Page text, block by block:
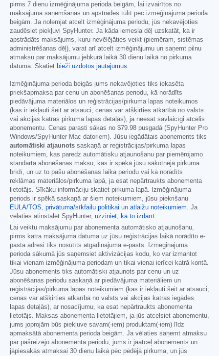
pirms 7 dienu izmēģinājuma perioda beigām, lai izvairītos no
maksājuma saņemšanas un apstrādes tūlīt pēc izmēģinājuma perioda
beigām. Ja nolemjat atcelt izmēģinājuma periodu, jūs nekavējoties
zaudēsiet piekļuvi SpyHunter. Ja kāda iemesla dēļ uzskatāt, ka ir
apstrādāts maksājums, kuru nevēlējāties veikt (piemēram, sistēmas
administrēšanas dēļ), varat arī atcelt izmēģinājumu un saņemt pilnu
atmaksu par maksājumu jebkurā laikā 30 dienu laikā no pirkuma
datuma. Skatiet bieži uzdotos jautājumus.
Izmēģinājuma perioda beigās jums nekavējoties tiks iekasēta
priekšapmaksa par cenu un abonēšanas periodu, kā norādīts
piedāvājuma materiālos un reģistrācijas/pirkuma lapas noteikumos
(kas ir iekļauti šeit ar atsauci; cenas var atšķirties atkarībā no valsts
vai akcijas katras pirkuma lapas detaļās), ja neesat savlaicīgi atcēlis
abonementu. Cenas parasti sākas no $79.98 pusgadā (SpyHunter Pro
Windows/SpyHunter Mac datoriem). Jūsu iegādātais abonements tiks
automātiski atjaunots saskaņā ar reģistrācijas/pirkuma lapas
noteikumiem, kas paredz automātisku atjaunošanu par piemērojamo
standarta abonēšanas maksu, kas ir spēkā jūsu sākotnējā pirkuma
brīdī, un uz to pašu abonēšanas laika periodu vai kā norādīts
reklāmas materiālos/pirkuma lapā, ja esat nepārtraukts abonementa
lietotājs. Sīkāku informāciju skatiet pirkuma lapā. Izmēģinājuma
periods ir spēkā saskaņā ar šiem noteikumiem, jūsu piekrišanu
EULA/TOS, privātuma/sīkfailu politikai un atlaižu noteikumiem. Ja
vēlaties atinstalēt SpyHunter, uzziniet, kā to izdarīt.
Lai veiktu maksājumu par abonementa automātisko atjaunošanu,
pirms katra maksājuma datuma uz jūsu reģistrācijas laikā norādīto e-
pasta adresi tiks nosūtīts atgādinājuma e-pasts. Izmēģinājuma
perioda sākumā jūs saņemsiet aktivizācijas kodu, ko var izmantot
tikai vienam izmēģinājuma periodam un tikai vienai ierīcei katrā kontā.
Jūsu abonements tiks automātiski atjaunots par cenu un uz
abonēšanas periodu saskaņā ar piedāvājuma materiāliem un
reģistrācijas/pirkuma lapas noteikumiem (kas ir iekļauti šeit ar atsauci;
cenas var atšķirties atkarībā no valsts vai akcijas katras iegādes
lapas detaļās), ar nosacījumu, ka esat nepārtraukts abonementa
lietotājs. Maksas abonementa lietotājiem, ja jūs atcelsiet abonementu,
jums joprojām būs piekļuve savam(-iem) produktam(-iem) līdz
apmaksātā abonementa perioda beigām. Ja vēlaties saņemt atmaksu
par pašreizējo abonementa periodu, jums ir jāatceļ abonements un
jāpiesakās atmaksai 30 dienu laikā pēc pēdējā pirkuma, un jūs